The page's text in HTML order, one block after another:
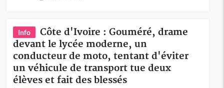
Info
Côte d'Ivoire : Gouméré, drame
devant le lycée moderne, un
conducteur de moto, tentant d'éviter
un véhicule de transport tue deux
élèves et fait des blessés